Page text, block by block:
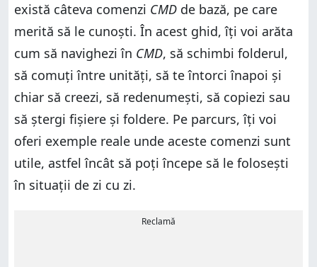
există câteva comenzi CMD de bază, pe care
merită să le cunoști. În acest ghid, îți voi arăta
cum să navighezi în CMD, să schimbi folderul,
să comuți între unități, să te întorci înapoi și
chiar să creezi, să redenumești, să copiezi sau
să ștergi fișiere și foldere. Pe parcurs, îți voi
oferi exemple reale unde aceste comenzi sunt
utile, astfel încât să poți începe să le folosești
în situații de zi cu zi.
Reclamă